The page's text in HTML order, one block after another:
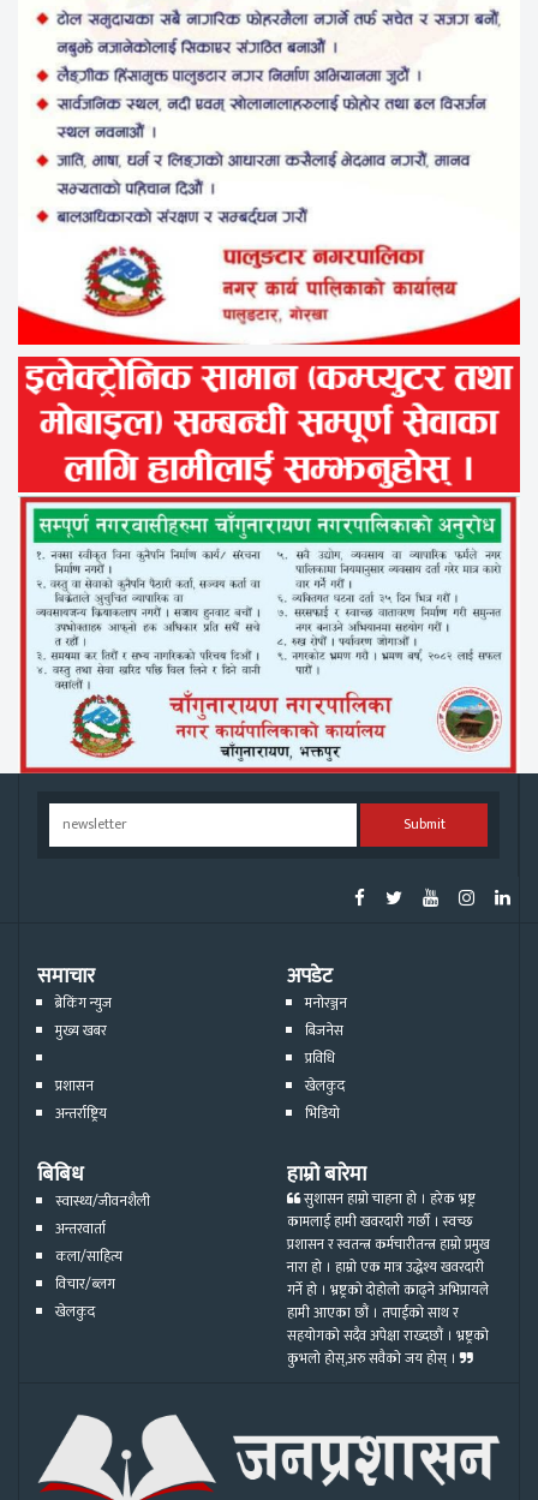
Submit
समाचार
ब्रेकिंग न्युज
मुख्य खबर
प्रशासन
अन्तर्राष्ट्रिय
अपडेट
मनोरञ्जन
बिजनेस
प्रविधि
खेलकुद
भिडियो
बिबिध
स्वास्थ्य/जीवनशैली
अन्तरवार्ता
कला/साहित्य
विचार/ब्लग
खेलकुद
हाम्रो बारेमा
सुशासन हाम्रो चाहना हो । हरेक भ्रष्ट्र
कामलाई हामी खवरदारी गर्छौ । स्वच्छ
प्रशासन र स्वतन्त्र कर्मचारीतन्त्र हाम्रो प्रमुख
नारा हो । हाम्रो एक मात्र उद्धेश्य खवरदारी
गर्ने हो । भ्रष्ट्रको दोहोलो काढ्ने अभिप्रायले
हामी आएका छौं । तपाईको साथ र
सहयोगको सदैव अपेक्षा राख्दछौं । भ्रष्ट्रको
कुभलो होस्,अरु सवैको जय होस् ।